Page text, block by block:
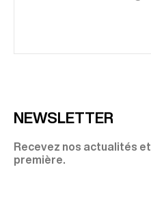
NEWSLETTER
Recevez nos actualités
première.